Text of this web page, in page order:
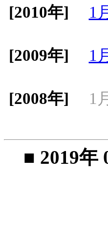
[2010年]
1
[2009年]
1
[2008年]
1
■ 2019